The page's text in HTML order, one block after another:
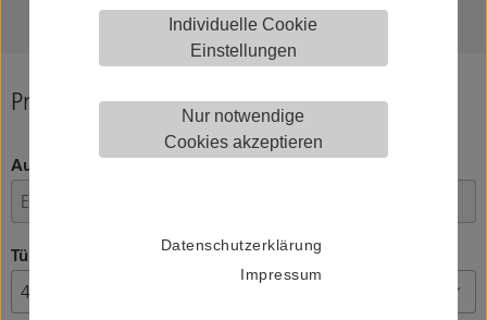
Individuelle Cookie
Einstellungen
Nur notwendige
Cookies akzeptieren
Datenschutzerklärung
Impressum
Produkt konfigurieren
Ausführung
Türstärke